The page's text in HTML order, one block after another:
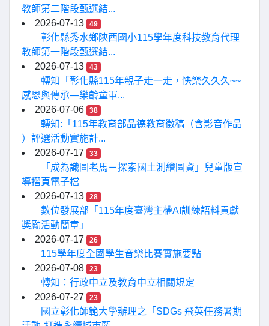
教師第二階段甄選結...
2026-07-13
49
彰化縣秀水鄉陝西國小115學年度科技教育代理
教師第一階段甄選結...
2026-07-13
43
轉知「彰化縣115年親子走一走，快樂久久久~~
感恩與傳承—樂齡童軍...
2026-07-06
38
轉知:「115年教育部品德教育徵稿（含影音作品
）評選活動實施計...
2026-07-17
33
「成為識圖老馬－探索國土測繪圖資」兒童版宣
導摺頁電子檔
2026-07-13
28
數位發展部「115年度臺灣主權AI訓練語料貢獻
獎勵活動簡章」
2026-07-17
26
115學年度全國學生音樂比賽實施要點
2026-07-08
23
轉知：行政中立及教育中立相關規定
2026-07-27
23
國立彰化師範大學辦理之「SDGs 飛英任務暑期